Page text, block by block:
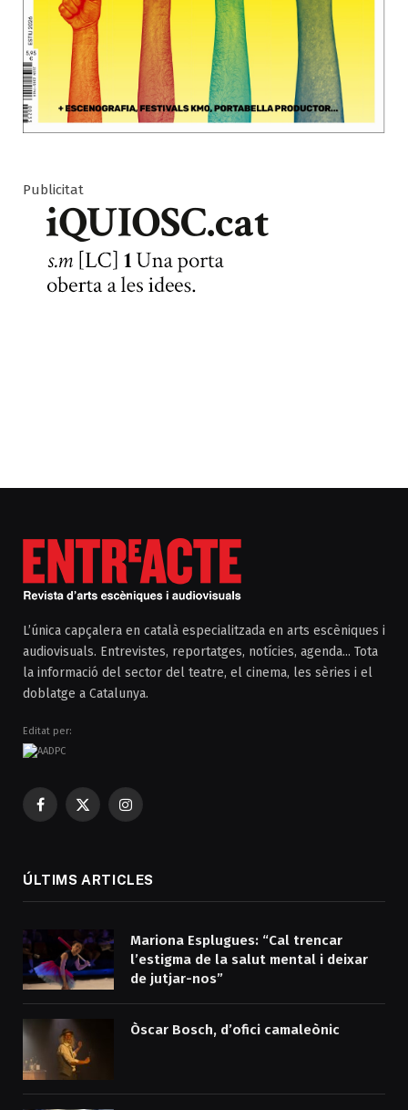
Publicitat
L’única capçalera en català especialitzada en arts escèniques i
audiovisuals. Entrevistes, reportatges, notícies, agenda... Tota
la informació del sector del teatre, el cinema, les sèries i el
doblatge a Catalunya.
Editat per:
Facebook
X
Instagram
ÚLTIMS ARTICLES
Mariona Esplugues: “Cal trencar
l’estigma de la salut mental i deixar
de jutjar-nos”
Òscar Bosch, d’ofici camaleònic